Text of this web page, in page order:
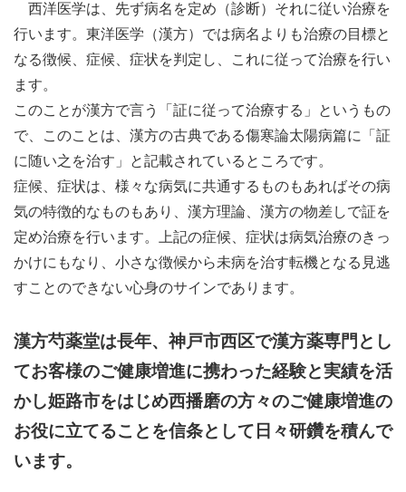
西洋医学は、先ず病名を定め（診断）それに従い治療を
行います。東洋医学（漢方）では病名よりも治療の目標と
なる徴候、症候、症状を判定し、これに従って治療を行い
ます。
このことが漢方で言う「証に従って治療する」というもの
で、このことは、漢方の古典である傷寒論太陽病篇に「証
に随い之を治す」と記載されているところです。
症候、症状は、様々な病気に共通するものもあればその病
気の特徴的なものもあり、漢方理論、漢方の物差しで証を
定め治療を行います。上記の症候、症状は病気治療のきっ
かけにもなり、小さな徴候から未病を治す転機となる見逃
すことのできない心身のサインであります。
漢方芍薬堂は長年、神戸市西区で漢方薬専門とし
てお客様のご健康増進に携わった経験と実績を活
かし姫路市をはじめ西播磨の方々のご健康増進の
お役に立てることを信条として日々研鑽を積んで
います。